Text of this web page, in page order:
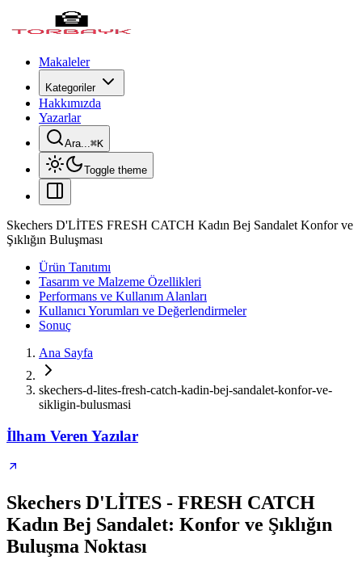
Makaleler
Kategoriler
Hakkımızda
Yazarlar
Ara...⌘K
Toggle theme
Skechers D'LİTES FRESH CATCH Kadın Bej Sandalet Konfor ve
Şıklığın Buluşması
Ürün Tanıtımı
Tasarım ve Malzeme Özellikleri
Performans ve Kullanım Alanları
Kullanıcı Yorumları ve Değerlendirmeler
Sonuç
Ana Sayfa
skechers-d-lites-fresh-catch-kadin-bej-sandalet-konfor-ve-
sikligin-bulusmasi
İlham Veren Yazılar
Skechers D'LİTES - FRESH CATCH
Kadın Bej Sandalet: Konfor ve Şıklığın
Buluşma Noktası